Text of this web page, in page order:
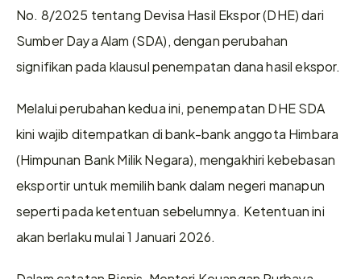
No. 8/2025 tentang Devisa Hasil Ekspor (DHE) dari
Sumber Daya Alam (SDA), dengan perubahan
Melalui perubahan kedua ini, penempatan DHE SDA
kini wajib ditempatkan di bank-bank anggota Himbara
(Himpunan Bank Milik Negara), mengakhiri kebebasan
eksportir untuk memilih bank dalam negeri manapun
seperti pada ketentuan sebelumnya. Ketentuan ini
akan berlaku mulai 1 Januari 2026.